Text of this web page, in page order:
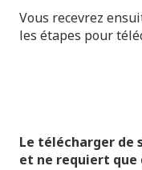
Vous recevrez
les étapes pour
Le télécharger de
et ne requiert que